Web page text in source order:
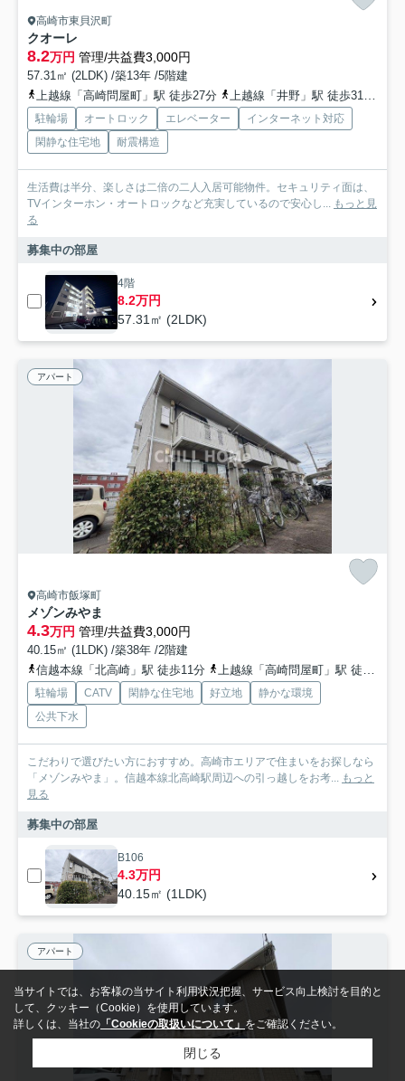
高崎市東貝沢町
クオーレ
8.2万円 管理/共益費3,000円
57.31㎡ (2LDK) /築13年 /5階建
上越線「高崎問屋町」駅 徒歩27分
上越線「井野」駅 徒歩31分
駐輪場 オートロック エレベーター
インターネット対応
閑静な住宅地
耐震構造
生活費は半分、楽しさは二倍の二人入居可能物件。セキュリティ面は、
TVインターホン・オートロックなど充実しているので安心し...
もっと見
る
募集中の部屋
4階
8.2万円
57.31㎡ (2LDK)
アパート
高崎市飯塚町
メゾンみやま
4.3万円 管理/共益費3,000円
40.15㎡ (1LDK) /築38年 /2階建
信越本線「北高崎」駅 徒歩11分
上越線「高崎問屋町」駅 徒歩28分
駐輪場 CATV 閑静な住宅地 好立地
静かな環境
公共下水
こだわりで選びたい方におすすめ。高崎市エリアで住まいをお探しなら
「メゾンみやま」。信越本線北高崎駅周辺への引っ越しをお考...
もっと
見る
募集中の部屋
B106
4.3万円
40.15㎡ (1LDK)
アパート
当サイトでは、お客様の当サイト利用状況把握、サービス向上検討を目的と
して、クッキー（Cookie）を使用しています。
詳しくは、当社の 「Cookieの取扱いについて」 をご確認ください。
閉じる